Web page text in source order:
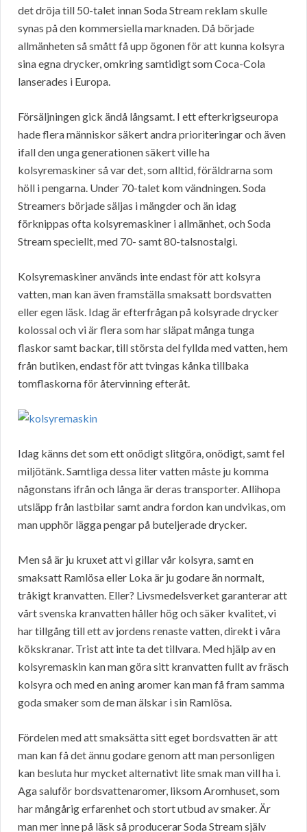
det dröja till 50-talet innan Soda Stream reklam skulle
synas på den kommersiella marknaden. Då började
allmänheten så smått få upp ögonen för att kunna kolsyra
sina egna drycker, omkring samtidigt som Coca-Cola
lanserades i Europa.
Försäljningen gick ändå långsamt. I ett efterkrigseuropa
hade flera människor säkert andra prioriteringar och även
ifall den unga generationen säkert ville ha
kolsyremaskiner så var det, som alltid, föräldrarna som
höll i pengarna. Under 70-talet kom vändningen. Soda
Streamers började säljas i mängder och än idag
förknippas ofta kolsyremaskiner i allmänhet, och Soda
Stream speciellt, med 70- samt 80-talsnostalgi.
Kolsyremaskiner används inte endast för att kolsyra
vatten, man kan även framställa smaksatt bordsvatten
eller egen läsk. Idag är efterfrågan på kolsyrade drycker
kolossal och vi är flera som har släpat många tunga
flaskor samt backar, till största del fyllda med vatten, hem
från butiken, endast för att tvingas kånka tillbaka
tomflaskorna för återvinning efteråt.
Idag känns det som ett onödigt slitgöra, onödigt, samt fel
miljötänk. Samtliga dessa liter vatten måste ju komma
någonstans ifrån och långa är deras transporter. Allihopa
utsläpp från lastbilar samt andra fordon kan undvikas, om
man upphör lägga pengar på buteljerade drycker.
Men så är ju kruxet att vi gillar vår kolsyra, samt en
smaksatt Ramlösa eller Loka är ju godare än normalt,
tråkigt kranvatten. Eller? Livsmedelsverket garanterar att
vårt svenska kranvatten håller hög och säker kvalitet, vi
har tillgång till ett av jordens renaste vatten, direkt i våra
kökskranar. Trist att inte ta det tillvara. Med hjälp av en
kolsyremaskin kan man göra sitt kranvatten fullt av fräsch
kolsyra och med en aning aromer kan man få fram samma
goda smaker som de man älskar i sin Ramlösa.
Fördelen med att smaksätta sitt eget bordsvatten är att
man kan få det ännu godare genom att man personligen
kan besluta hur mycket alternativt lite smak man vill ha i.
Aga saluför bordsvattenaromer, liksom Aromhuset, som
har mångårig erfarenhet och stort utbud av smaker. Är
man mer inne på läsk så producerar Soda Stream själv